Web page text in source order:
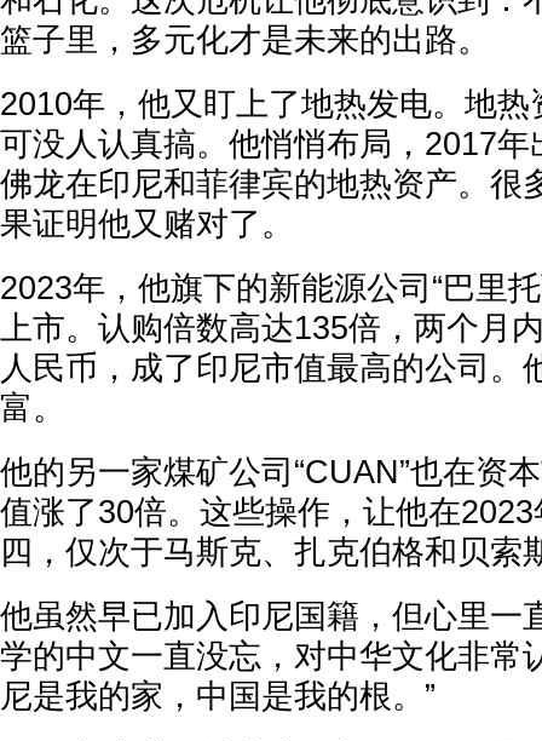
篮子里，多元化才是未来的出路。
2010年，他又盯上了地热发电。地
可没人认真搞。他悄悄布局，2017
佛龙在印尼和菲律宾的地热资产。很
果证明他又赌对了。
2023年，他旗下的新能源公司“巴里
上市。认购倍数高达135倍，两个月
人民币，成了印尼市值最高的公司。
富。
他的另一家煤矿公司“CUAN”也在资
值涨了30倍。这些操作，让他在
四，仅次于马斯克、扎克伯格和贝索
他虽然早已加入印尼国籍，但心里一
学的中文一直没忘，对中华文化非常
尼是我的家，中国是我的根。”